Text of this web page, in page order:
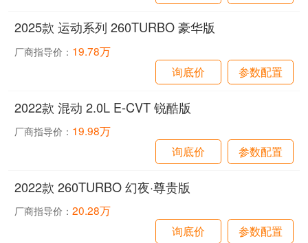
2025款 运动系列 260TURBO 豪华版
厂商指导价： 19.78万
询底价
参数配置
2022款 混动 2.0L E-CVT 锐酷版
厂商指导价： 19.98万
询底价
参数配置
2022款 260TURBO 幻夜·尊贵版
厂商指导价：20.28万
询底价
参数配置